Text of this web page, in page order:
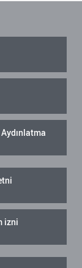
izni